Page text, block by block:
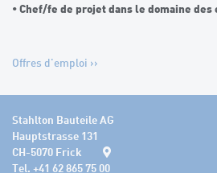
• Chef/fe de projet dans le domaine des
Offres d'emploi >>
Stahlton Bauteile AG
Hauptstrasse 131
CH-5070 Frick
Tel. +41 62 865 75 00